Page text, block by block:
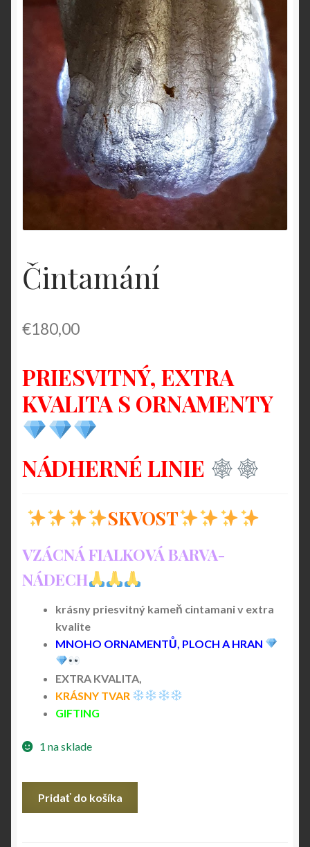
OBCHODNÉ PODMIENKY
Pokladňa
Zásady ochrany osobných údajov
Čintamání
€180,00
PRIESVITNÝ, EXTRA
KVALITA S ORNAMENTY
NÁDHERNÉ LINIE
SKVOST
VZÁCNÁ FIALKOVÁ BARVA-
NÁDECH
krásny priesvitný kameň cintamani v extra
kvalite
MNOHO ORNAMENTŮ, PLOCH A HRAN
EXTRA KVALITA,
KRÁSNY TVAR
GIFTING
1 na sklade
Pridať do košíka